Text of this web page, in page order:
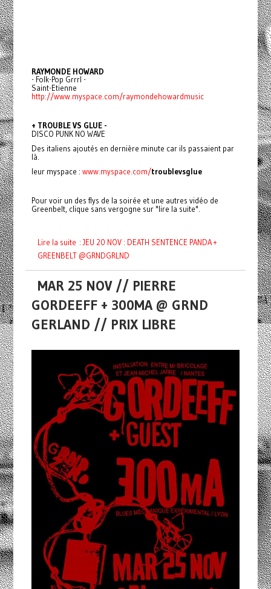
RAYMONDE HOWARD
- Folk-Pop Grrrl -
Saint-Etienne
http://www.myspace.com/raymondehowardmusic
+ TROUBLE VS GLUE -
DISCO PUNK NO WAVE
Des italiens ajoutés en dernière minute car ils passaient par
là.
leur myspace : www.myspace.com/troublevsglue
Pour voir un des flys de la soirée et une autres vidéo de
Greenbelt, clique sans vergogne sur "lire la suite".
Lire la suite : JEU 20 NOV : DEATH SENTENCE PANDA +
GREENBELT @GRNDGRLND
MAR 25 NOV // PIERRE
GORDEEFF + 300MA @ GRND
GERLAND // PRIX LIBRE